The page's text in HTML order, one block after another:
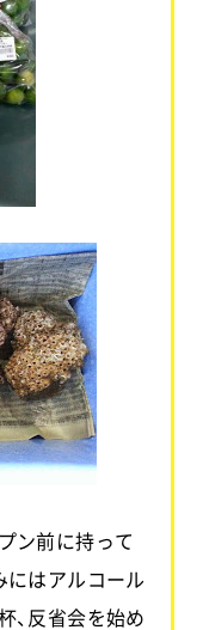
ン前に持って
にはアルコール
、反省会を始め